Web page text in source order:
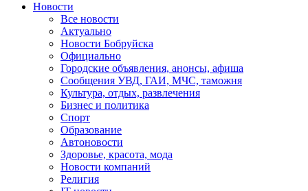
Новости
Все новости
Актуально
Новости Бобруйска
Официально
Городские объявления, анонсы, афиша
Сообщения УВД, ГАИ, МЧС, таможня
Культура, отдых, развлечения
Бизнес и политика
Спорт
Образование
Автоновости
Здоровье, красота, мода
Новости компаний
Религия